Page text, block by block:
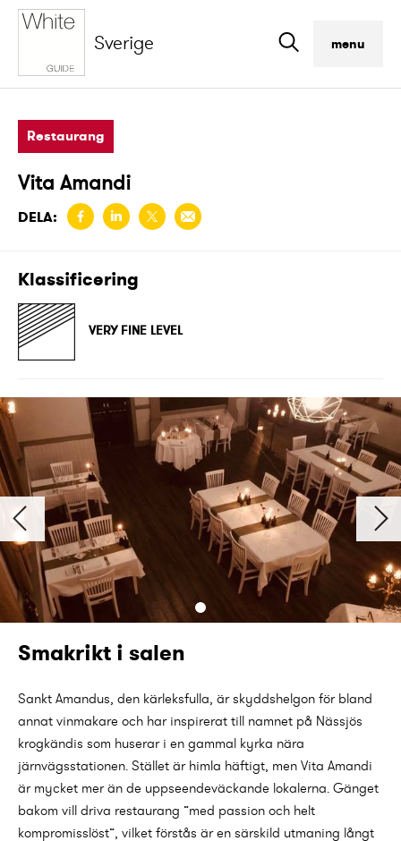
Sverige menu
Restaurang
Vita Amandi
DELA:
Klassificering
VERY FINE LEVEL
Smakrikt i salen
Sankt Amandus, den kärleksfulla, är skyddshelgon för bland
annat vinmakare och har inspirerat till namnet på Nässjös
krogkändis som huserar i en gammal kyrka nära
järnvägsstationen. Stället är himla häftigt, men Vita Amandi
är mycket mer än de uppseendeväckande lokalerna. Gänget
bakom vill driva restaurang ”med passion och helt
kompromisslöst”, vilket förstås är en särskild utmaning långt